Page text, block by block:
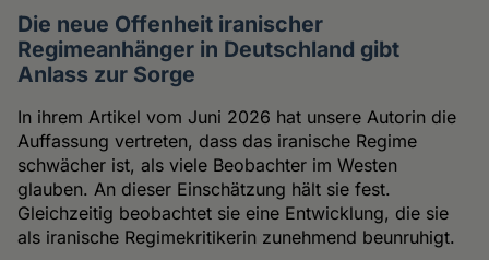
Die neue Offenheit iranischer
Regimeanhänger in Deutschland gibt
Anlass zur Sorge
In ihrem Artikel vom Juni 2026 hat unsere Autorin die
Auffassung vertreten, dass das iranische Regime
schwächer ist, als viele Beobachter im Westen
glauben. An dieser Einschätzung hält sie fest.
Gleichzeitig beobachtet sie eine Entwicklung, die sie
als iranische Regimekritikerin zunehmend beunruhigt.